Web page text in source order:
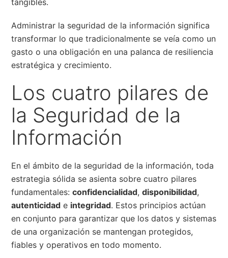
Administrar la seguridad de la información significa
transformar lo que tradicionalmente se veía como un
gasto o una obligación en una palanca de resiliencia
estratégica y crecimiento.
Los cuatro pilares de
la Seguridad de la
Información
En el ámbito de la seguridad de la información, toda
estrategia sólida se asienta sobre cuatro pilares
fundamentales:confidencialidad,disponibilidad,
autenticidad e integridad. Estos principios actúan
en conjunto para garantizar que los datos y sistemas
de una organización se mantengan protegidos,
fiables y operativos en todo momento.